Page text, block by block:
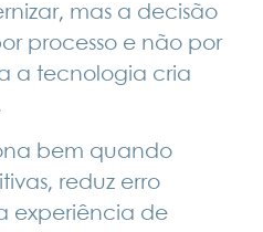
mas a decisão
processo e não por
a tecnologia cria
bem quando
reduz erro
experiência de